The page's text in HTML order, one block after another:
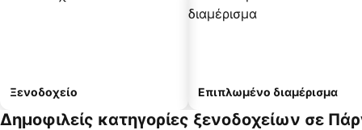
Ξενοδοχείο Επιπλωμένο διαμέρισμα
Δημοφιλείς κατηγορίες ξενοδοχείων σε